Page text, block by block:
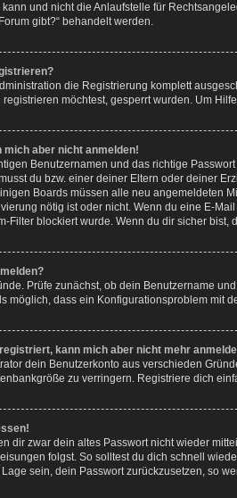
und nicht die Anlaufstelle für
gibt?“ behandelt werden.
die Registrierung komplett
registrieren möchtest, gesperrt wurden. Um
mich aber nicht anmelden!
Benutzernamen und das richtige
du bzw. einer deiner Eltern oder deiner
Boards müssen alle neu angemeldeten
nötig ist oder nicht. Wenn du eine E-
Filter blockiert wurde. Wenn du dir sicher
Prüfe zunächst, ob dein Benutzername
möglich, dass ein Konfigurationsproblem mit
kann mich aber nicht mehr
dein Benutzerkonto aus verschieden
zu verringern. Registriere dich
dir zwar dein altes Passwort nicht wieder
folgst. So solltest du dich schnell
sein, dein Passwort zurückzusetzen, so